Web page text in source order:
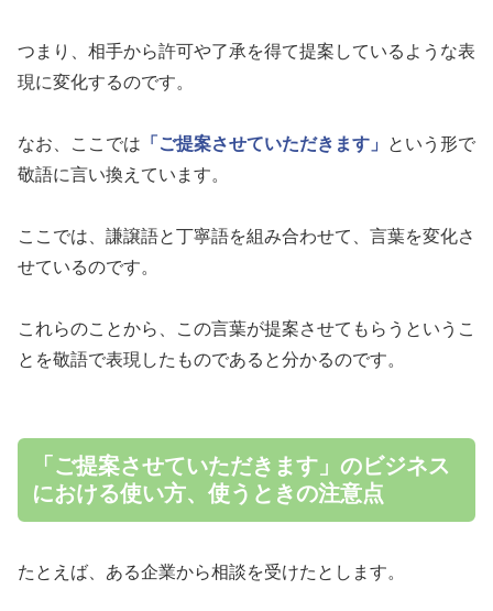
つまり、相手から許可や了承を得て提案しているような表
現に変化するのです。
なお、ここでは 「ご提案させていただきます」
という形で
敬語に言い換えています。
ここでは、謙譲語と丁寧語を組み合わせて、言葉を変化さ
せているのです。
これらのことから、この言葉が提案させてもらうというこ
とを敬語で表現したものであると分かるのです。
「ご提案させていただきます」のビジネス
における使い方、使うときの注意点
たとえば、ある企業から相談を受けたとします。